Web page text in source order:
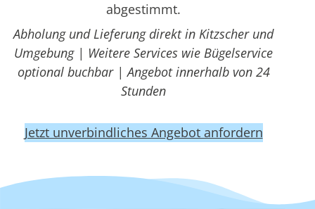
abgestimmt.
Abholung und Lieferung direkt in Kitzscher und
Umgebung | Weitere Services wie Bügelservice
optional buchbar | Angebot innerhalb von 24
Stunden
Jetzt unverbindliches Angebot anfordern